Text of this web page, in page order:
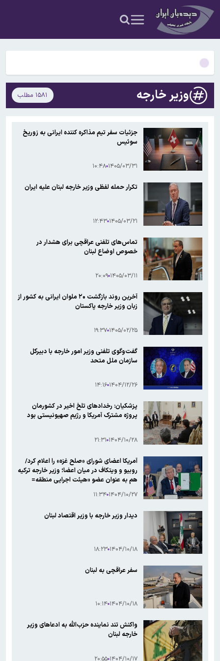
شدن مغز انسان کمک کردند؟
آمریکا ۵ فرد و ۱۳ شرکت و صرافی را تحریم کرد+اسامی
بیفوما در پرسپولیس ماندنی شد
سوختی فراموش‌شده در مسیر تکامل مغز؛ آیا میوه و عسل به بزرگ‌تر
آمریکا ۵ فرد و ۱۳ شرکت و صرافی را تحریم کرد+اسامی
آمریکا آبان تتر را تحریم کرد؛ یک صرافی ایرانی دیگر در فهرست تحریم‌های
رمزارزی ایالات متحده قرار گرفت
وزیر خارجه ۱۵۸۱ مطلب
جزئیات سفر تیم مذاکره کننده ایرانی به زوریخ
سوئیس
۱۴۰۵/۰۳/۳۱ ۱۰:۴۸
تکرار حمله لفظی وزیر خارجه لبنان علیه ایران
۱۴۰۵/۰۳/۲۱ ۱۲:۴۳
تماس‌های تلفنی عراقچی برای هشدار در
خصوص اوضاع لبنان
۱۴۰۵/۰۳/۱۱ ۲۰:۰۹
آخرین روند بازگشت ۲۰ ملوان ایرانی به کشور از
زبان وزیر خارجه پاکستان
۱۴۰۵/۰۲/۲۵ ۱۹:۳۷
گفت‌وگوی تلفنی وزیر امور خارجه با دبیرکل
سازمان ملل متحد
۱۴۰۴/۱۲/۲۶ ۱۴:۱۶
پزشکیان: رخدادهای تلخ اخیر در کشورمان
پروژه مشترک آمریکا و رژیم صهیونیستی بود
۱۴۰۴/۱۰/۲۸ ۲۱:۳۱
آمریکا اعضای شورای «صلح غزه» را اعلام کرد/
روبیو و ویتکاف در میان اعضا؛ وزیر خارجه ترکیه
هم به عنوان عضو «هیئت اجرایی منطقه=
۱۴۰۴/۱۰/۲۷ ۱۱:۳۴
دیدار وزیر خارجه با وزیر اقتصاد لبنان
۱۴۰۴/۱۰/۱۸ ۱۸:۲۳
سفر عراقچی به لبنان
۱۴۰۴/۱۰/۱۸ ۱۰:۱۴
واکنش تند نماینده حزب‌الله به ادعاهای وزیر
خارجه لبنان
۱۴۰۴/۱۰/۱۷ ۲۰:۵۵